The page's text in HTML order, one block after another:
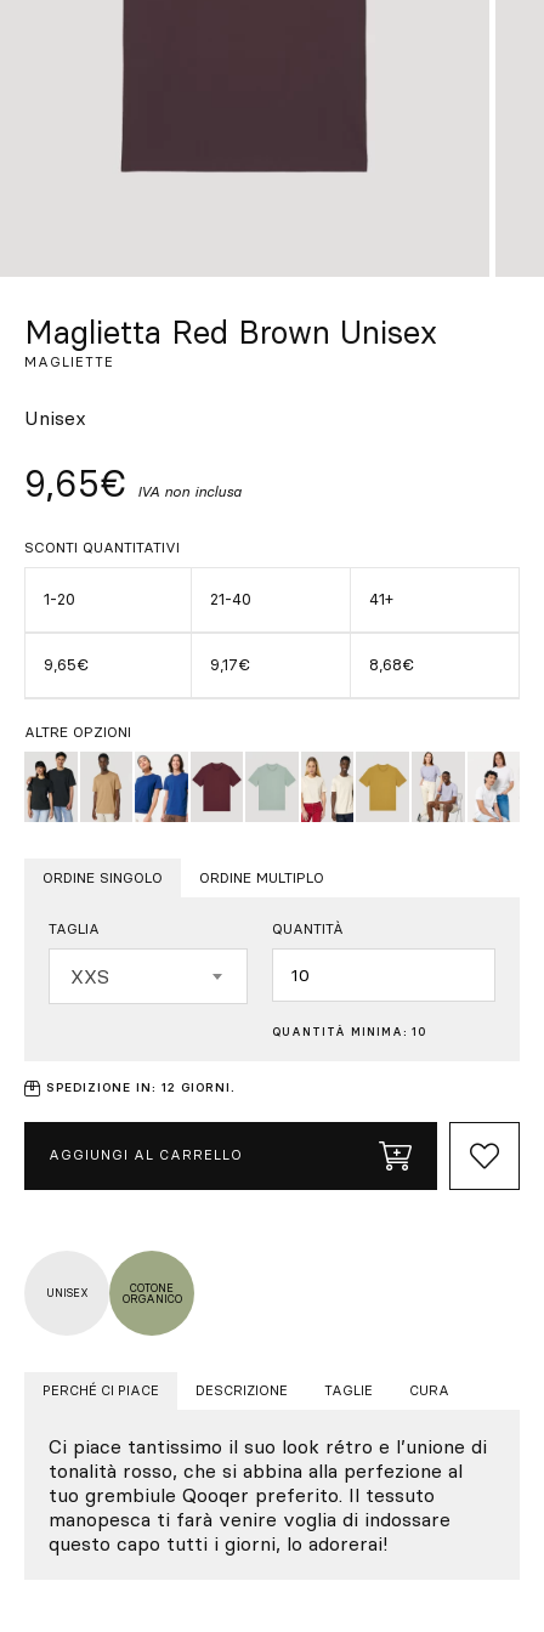
Maglietta Red Brown Unisex
MAGLIETTE
Unisex
9,65€ IVA non inclusa
SCONTI QUANTITATIVI
1-20 21-40 41+
9,65€ 9,17€ 8,68€
ALTRE OPZIONI
ORDINE SINGOLO ORDINE MULTIPLO
TAGLIA
XXS
QUANTITÀ
Quantità
QUANTITÀ MINIMA: 10
SPEDIZIONE IN: 12 GIORNI.
AGGIUNGI AL CARRELLO
UNISEX
COTONE
ORGANICO
PERCHÉ CI PIACE DESCRIZIONE TAGLIE CURA
Ci piace tantissimo il suo look rétro e l’unione di
tonalità rosso, che si abbina alla perfezione al
tuo grembiule Qooqer preferito. Il tessuto
manopesca ti farà venire voglia di indossare
questo capo tutti i giorni, lo adorerai!